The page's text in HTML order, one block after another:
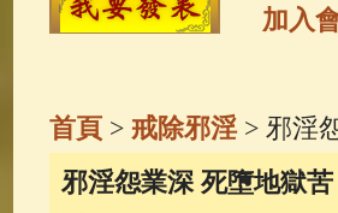
高僧故事 (142)
一切如來心秘密
加入
首頁> 戒除邪淫> 邪淫
邪淫怨業深 死墮地獄苦